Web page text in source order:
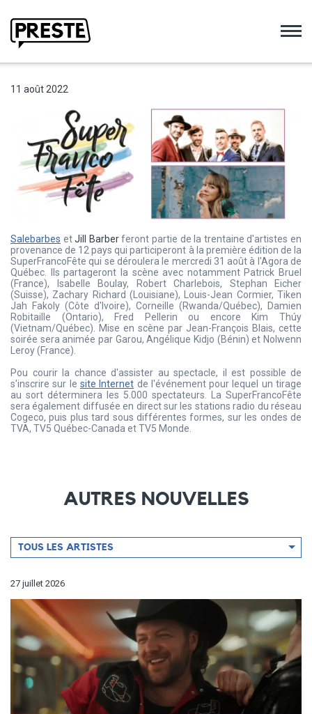
11 août 2022
Salebarbes etJill Barberferont partie de la trentaine d'artistes en
provenance de 12 pays qui participeront à la première édition de la
SuperFrancoFête qui se déroulera le mercredi 31 août à l'Agora de
Québec. Ils partageront la scène avec notamment Patrick Bruel
(France), Isabelle Boulay, Robert Charlebois, Stephan Eicher
(Suisse), Zachary Richard (Louisiane), Louis-Jean Cormier, Tiken
Jah Fakoly (Côte d'Ivoire), Corneille (Rwanda/Québec), Damien
Robitaille (Ontario), Fred Pellerin ou encore Kim Thúy
(Vietnam/Québec). Mise en scène par Jean-François Blais, cette
soirée sera animée par Garou, Angélique Kidjo (Bénin) et Nolwenn
Leroy (France).
Pou courir la chance d'assister au spectacle, il est possible de
s'inscrire sur le site Internet de l'événement pour lequel un tirage
au sort déterminera les 5.000 spectateurs. La SuperFrancoFête
sera également diffusée en direct sur les stations radio du réseau
Cogeco, puis plus tard sous différentes formes, sur les ondes de
TVA, TV5 Québec-Canada et TV5 Monde.
AUTRES NOUVELLES
Filtrer
par
TOUS LES ARTISTES
27 juillet 2026